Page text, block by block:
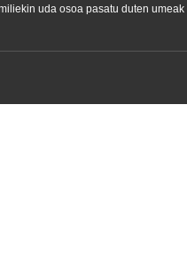
uda osoa pasatu duten